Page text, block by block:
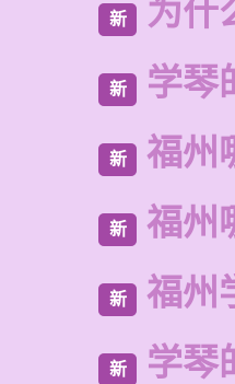
新 为什
新 学琴
新 福州
新 福州
新 福州
新 学琴